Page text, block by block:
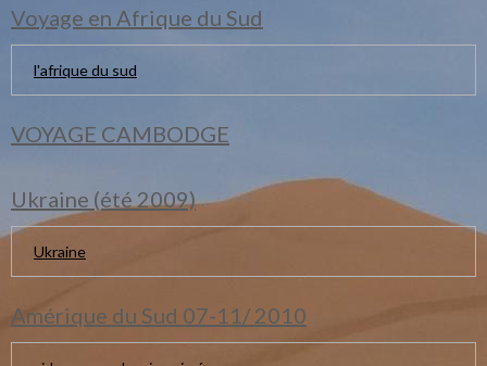
Voyage en Afrique du Sud
l'afrique du sud
VOYAGE CAMBODGE
Ukraine (été 2009)
Ukraine
Amérique du Sud 07-11/ 2010